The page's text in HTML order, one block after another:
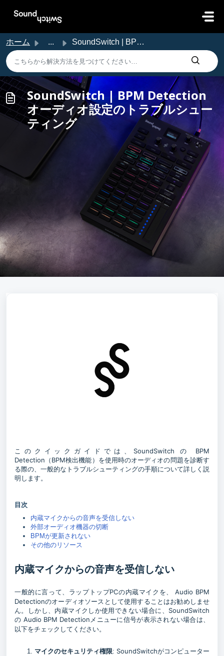
ホーム ... SoundSwitch | BPM Detection オーディオ設定のトラブルシューティング
SoundSwitch | BPM Detection
オーディオ設定のトラブルシュー
ティング
このクイックガイドでは、SoundSwitch の BPM
Detection（BPM検出機能）を使用時のオーディオの問題を診断す
る際の、一般的なトラブルシューティングの手順について詳しく説
明します。
目次
内蔵マイクからの音声を受信しない
外部オーディオ機器の切断
BPMが更新されない
その他のリソース
内蔵マイクからの音声を受信しない
一般的に言って、ラップトップPCの内蔵マイクを、
Audio BPM
Detectionのオーディオソースとして使用することはお勧めしませ
ん。しかし、内蔵マイクしか使用できない場合に、SoundSwitch
の Audio BPM Detectionメニューに信号が表示されない場合は、
以下をチェックしてください。
マイクのセキュリティ権限: SoundSwitchがコンピューター